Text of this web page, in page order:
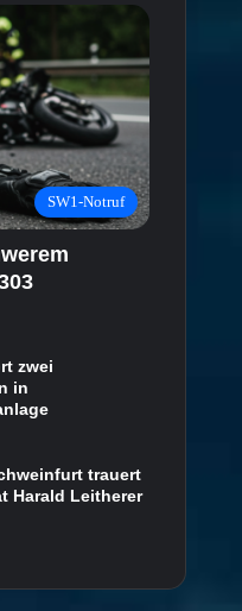
SW1-Notruf
zwei
in
trauert
Harald Leitherer